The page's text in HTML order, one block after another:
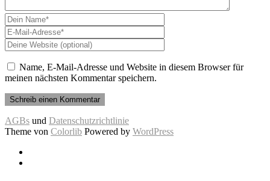
Name, E-Mail-Adresse und Website in diesem Browser für
meinen nächsten Kommentar speichern.
AGBs und Datenschutzrichtlinie
Theme von Colorlib Powered by WordPress